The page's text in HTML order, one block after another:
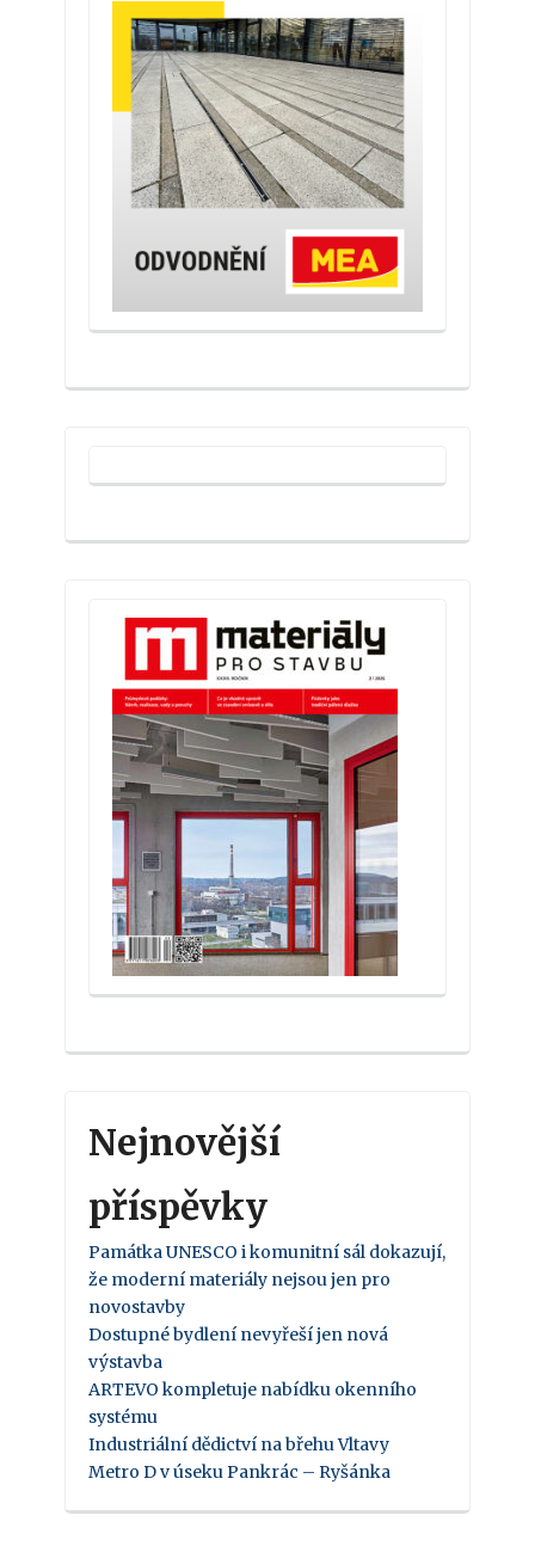
Nejnovější
příspěvky
Památka UNESCO i komunitní sál dokazují,
že moderní materiály nejsou jen pro
novostavby
Dostupné bydlení nevyřeší jen nová
výstavba
ARTEVO kompletuje nabídku okenního
systému
Industriální dědictví na břehu Vltavy
Metro D v úseku Pankrác – Ryšánka